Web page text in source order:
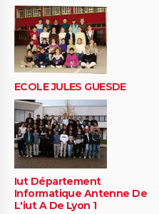
ECOLE JULES GUESDE
Iut Département
Informatique Antenne De
L'iut A De Lyon 1